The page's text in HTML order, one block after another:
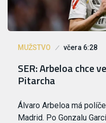
MUŽSTVO včera 6:28
SER: Arbeloa chce
Pitarcha
Álvaro Arbeloa má
Madrid. Po Gonzalu